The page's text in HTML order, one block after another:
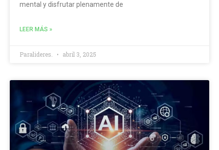
mental y disfrutar plenamente de
LEER MÁS »
Paralideres. abril 3, 2025